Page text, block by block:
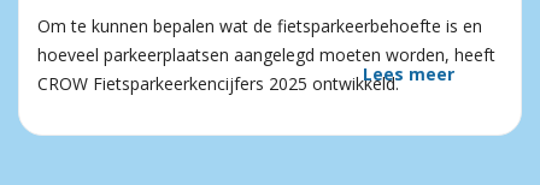
Om te kunnen bepalen wat de fietsparkeerbehoefte is en
hoeveel parkeerplaatsen aangelegd moeten worden, heeft
CROW Fietsparkeerkencijfers 2025 ontwikkeld.Lees meer